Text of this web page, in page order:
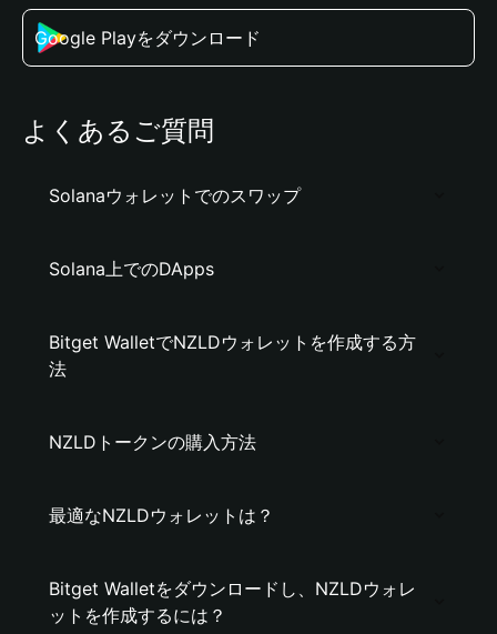
Google Playをダウンロード
よくあるご質問
Solanaウォレットでのスワップ
Solana上でのDApps
Bitget WalletでNZLDウォレットを作成する方
法
NZLDトークンの購入方法
最適なNZLDウォレットは？
Bitget Walletをダウンロードし、NZLDウォレ
ットを作成するには？